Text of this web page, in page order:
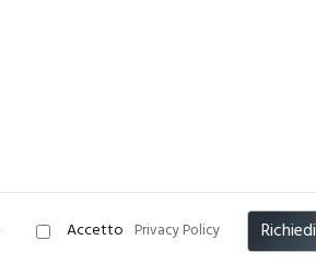
Accetto Privacy Policy Richiedi